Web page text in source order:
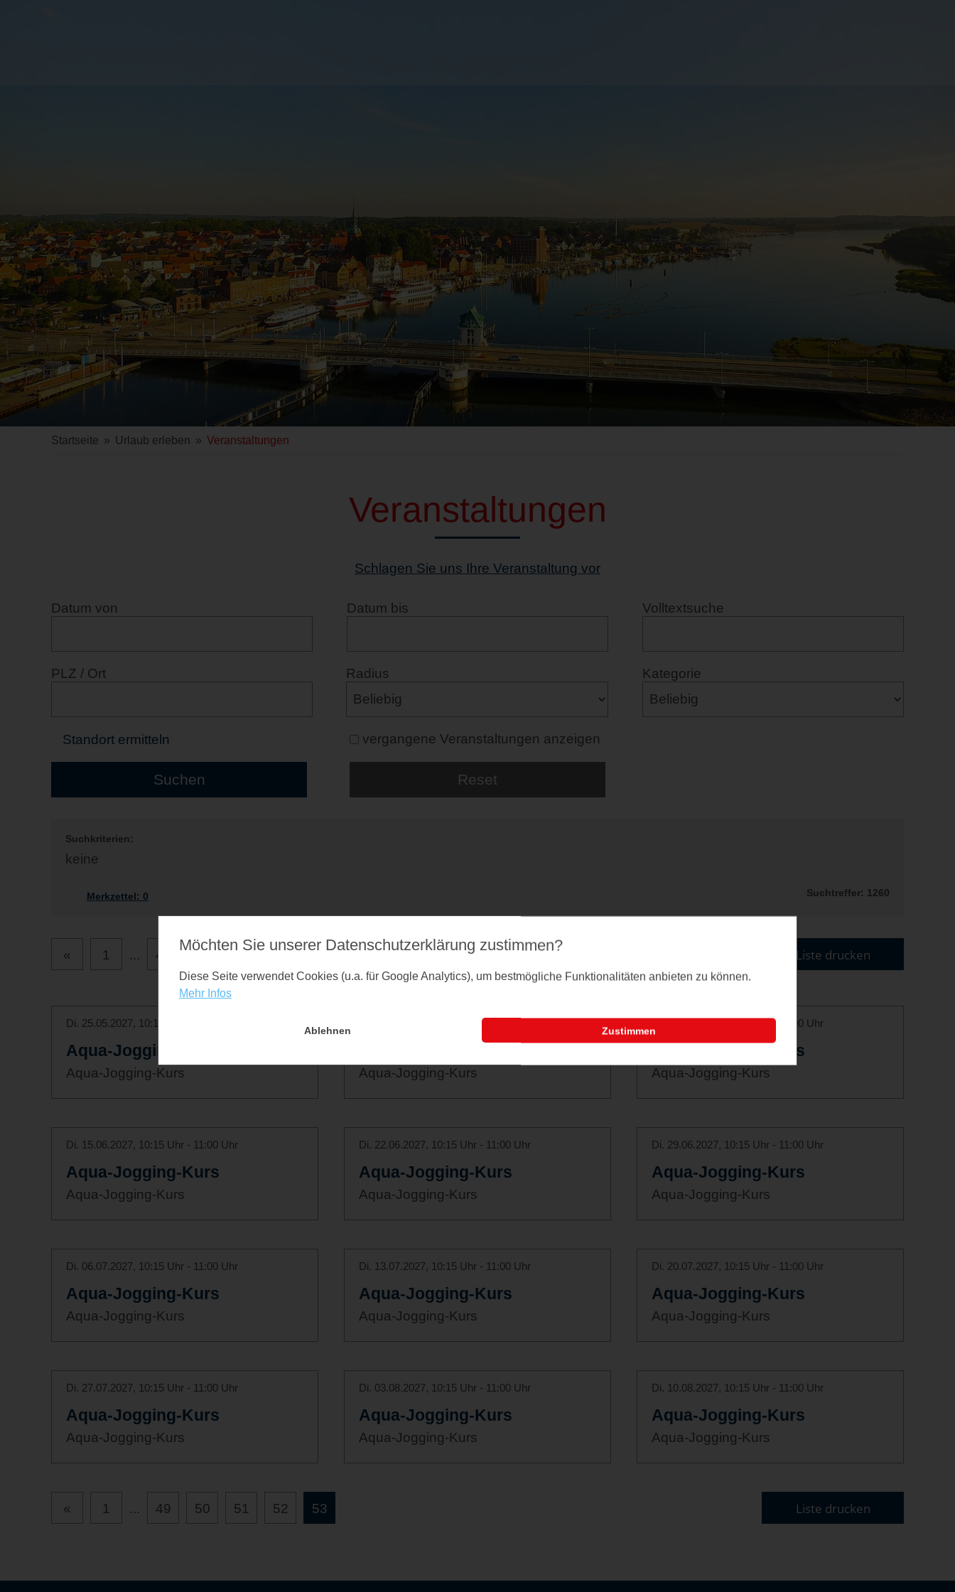
Startseite » Urlaub erleben » Veranstaltungen
Veranstaltungen
Schlagen Sie uns Ihre Veranstaltung vor
Datum von Datum bis Volltextsuche
PLZ / Ort Radius Kategorie
Standort ermitteln vergangene Veranstaltungen anzeigen
Suchkriterien:
keine
Merkzettel: 0 Suchtreffer: 1260
« 1 ... 49 50 51 52 53 Liste drucken
Di. 25.05.2027, 10:15 Uhr - 11:00 Uhr
Aqua-Jogging-Kurs
Aqua-Jogging-Kurs
Di. 01.06.2027, 10:15 Uhr - 11:00 Uhr
Aqua-Jogging-Kurs
Di. 08.06.2027, 10:15 Uhr - 11:00 Uhr
Aqua-Jogging-Kurs
Aqua-Jogging-Kurs
Di. 15.06.2027, 10:15 Uhr - 11:00 Uhr
Aqua-Jogging-Kurs
Aqua-Jogging-Kurs
Di. 22.06.2027, 10:15 Uhr - 11:00 Uhr
Aqua-Jogging-Kurs
Aqua-Jogging-Kurs
Di. 29.06.2027, 10:15 Uhr - 11:00 Uhr
Aqua-Jogging-Kurs
Aqua-Jogging-Kurs
Di. 06.07.2027, 10:15 Uhr - 11:00 Uhr
Aqua-Jogging-Kurs
Aqua-Jogging-Kurs
Di. 13.07.2027, 10:15 Uhr - 11:00 Uhr
Aqua-Jogging-Kurs
Aqua-Jogging-Kurs
Di. 20.07.2027, 10:15 Uhr - 11:00 Uhr
Aqua-Jogging-Kurs
Aqua-Jogging-Kurs
Di. 27.07.2027, 10:15 Uhr - 11:00 Uhr
Aqua-Jogging-Kurs
Aqua-Jogging-Kurs
Di. 03.08.2027, 10:15 Uhr - 11:00 Uhr
Aqua-Jogging-Kurs
Aqua-Jogging-Kurs
Di. 10.08.2027, 10:15 Uhr - 11:00 Uhr
Aqua-Jogging-Kurs
Aqua-Jogging-Kurs
« 1 ... 49 50 51 52 53 Liste drucken
Möchten Sie unserer Datenschutz­erklärung zustimmen?
Diese Seite verwendet Cookies (u.a. für Google Analytics), um bestmögliche Funktionalitäten anbieten zu können.
Mehr Infos
Ablehnen Zustimmen